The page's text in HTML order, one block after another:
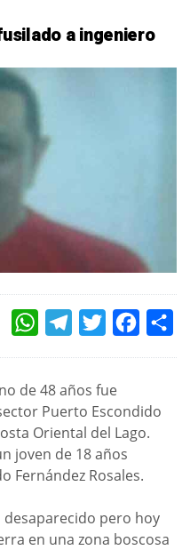
a ingeniero
WHATSAPPTELEGRAMTWITTER
de 48 años fue
Puerto Escondido
Oriental del Lago.
joven de 18 años
Fernández Rosales.
desaparecido pero hoy
en una zona boscosa